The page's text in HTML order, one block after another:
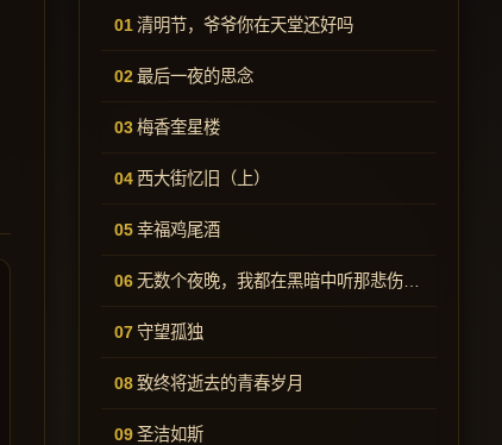
清明节，爷爷你在天堂还好吗
最后一夜的思念
梅香奎星楼
西大街忆旧（上）
幸福鸡尾酒
守望孤独
致终将逝去的青春岁月
圣洁如斯